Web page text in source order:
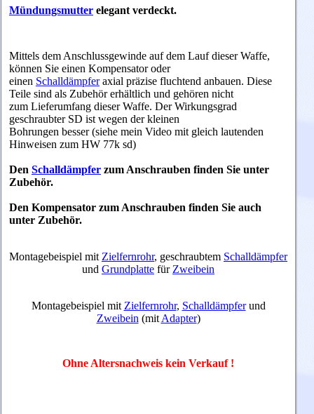
Mündungsmutter elegant verdeckt.
Mittels dem Anschlussgewinde auf dem Lauf dieser Waffe,
können Sie einen Kompensator oder
einen Schalldämpferaxial präzise fluchtend anbauen. Diese
Teile sind als Zubehör erhältlich und gehören nicht
zum Lieferumfang dieser Waffe. Der Wirkungsgrad
geschraubter SD ist wegen der kleinen
Bohrungen besser (siehe mein Video mit gleich lautenden
Hinweisen zum HW 77k sd)
Den Schalldämpfer zum Anschrauben finden Sie unter
Zubehör.
Den Kompensator zum Anschrauben finden Sie auch
unter Zubehör.
Montagebeispiel mit Zielfernrohr, geschraubtem Schalldämpfer
und Grundplatte für Zweibein
Montagebeispiel mit Zielfernrohr, Schalldämpferund
Zweibein (mit Adapter)
Ohne Altersnachweis kein Verkauf !